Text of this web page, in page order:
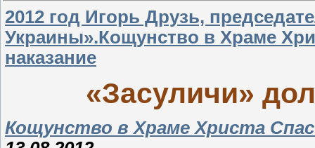
2012 год Игорь Друзь,
Украины».Кощунство в Храме
наказание
«Засуличи»
Кощунство в Храме Христа